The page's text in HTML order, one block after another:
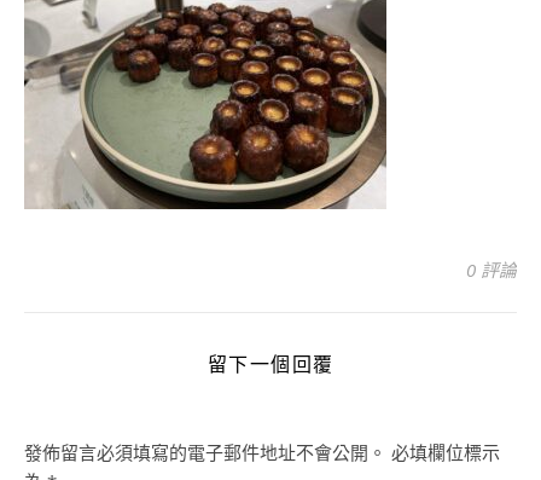
0 評論
留下一個回覆
發佈留言必須填寫的電子郵件地址不會公開。 必填欄位標示